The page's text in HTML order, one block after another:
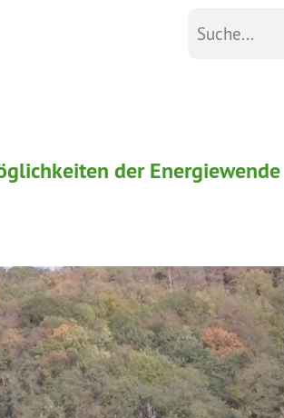
der Energiewende